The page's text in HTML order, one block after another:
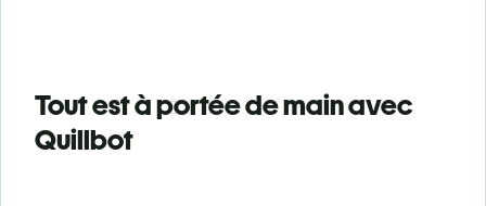
Tout est à portée de main avec
Quillbot